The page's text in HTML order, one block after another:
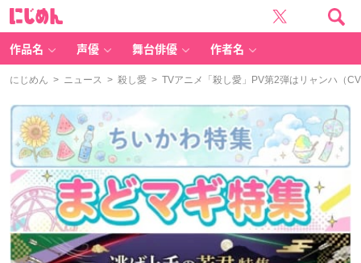
作品名 声優 舞台俳優 作者名
にじめん > ニュース > 殺し愛 > TVアニメ「殺し愛」PV第2弾はリャンハ（